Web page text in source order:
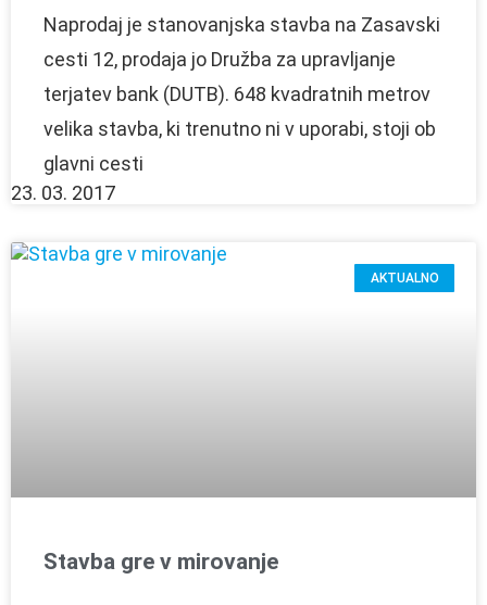
Naprodaj je stanovanjska stavba na Zasavski
cesti 12, prodaja jo Družba za upravljanje
terjatev bank (DUTB). 648 kvadratnih metrov
velika stavba, ki trenutno ni v uporabi, stoji ob
glavni cesti
23. 03. 2017
AKTUALNO
Stavba gre v mirovanje